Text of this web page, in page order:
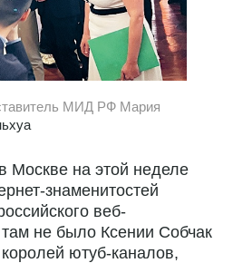
МИД РФ Мария
Москве на этой неделе
знаменитостей
веб-
там не было Ксении Собчак
ютуб-каналов,